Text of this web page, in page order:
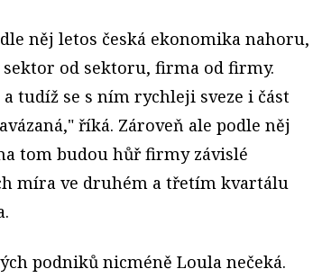
něj letos česká ekonomika nahoru,
od sektoru, firma od firmy.
tudíž se s ním rychleji sveze i část
říká. Zároveň ale podle něj
tom budou hůř firmy závislé
míra ve druhém a třetím kvartálu
podniků nicméně Loula nečeká.